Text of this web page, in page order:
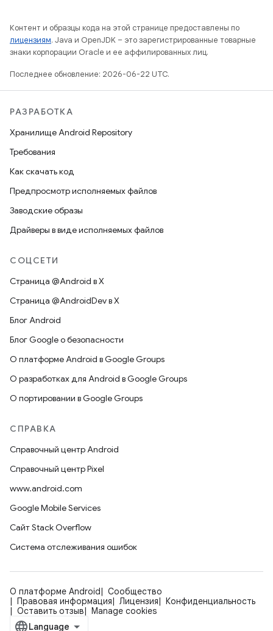
Контент и образцы кода на этой странице предоставлены по
лицензиям. Java и OpenJDK – это зарегистрированные товарные
знаки корпорации Oracle и ее аффилированных лиц.
Последнее обновление: 2026-06-22 UTC.
РАЗРАБОТКА
Хранилище Android Repository
Требования
Как скачать код
Предпросмотр исполняемых файлов
Заводские образы
Драйверы в виде исполняемых файлов
СОЦСЕТИ
Страница @Android в X
Страница @AndroidDev в X
Блог Android
Блог Google о безопасности
О платформе Android в Google Groups
О разработках для Android в Google Groups
О портировании в Google Groups
СПРАВКА
Справочный центр Android
Справочный центр Pixel
www.android.com
Google Mobile Services
Сайт Stack Overflow
Система отслеживания ошибок
О платформе Android
Сообщество
Правовая информация
Лицензия
Конфиденциальность
Оставить отзыв
Manage cookies